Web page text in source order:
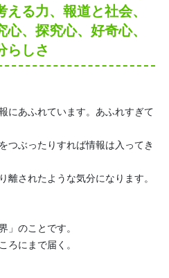
る力、報道と社会、
、探究心、好奇心、
らしさ
にあふれています。 あふれすぎて
つぶったりすれば情報は入ってき
離されたような気分になります。
」のことです。
ろにまで届く。